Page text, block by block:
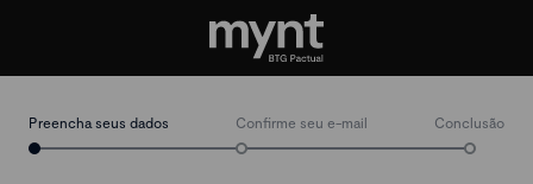
Preencha seus dados Confirme seu e-mail Conclusão